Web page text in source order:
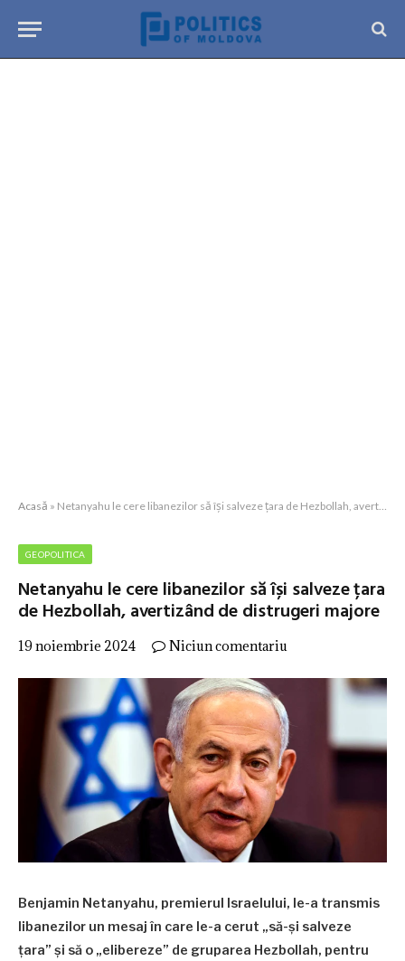
Acasă » Netanyahu le cere libanezilor să își salveze țara de Hezbollah, avertizând de distrugeri majore
GEOPOLITICA
Netanyahu le cere libanezilor să își salveze țara
de Hezbollah, avertizând de distrugeri majore
19 noiembrie 2024 Niciun comentariu
Benjamin Netanyahu, premierul Israelului, le-a transmis
libanezilor un mesaj în care le-a cerut „să-şi salveze
ţara” şi să o „elibereze” de gruparea Hezbollah, pentru